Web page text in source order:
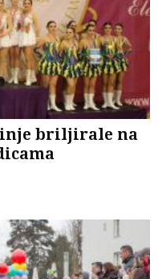
briljirale na